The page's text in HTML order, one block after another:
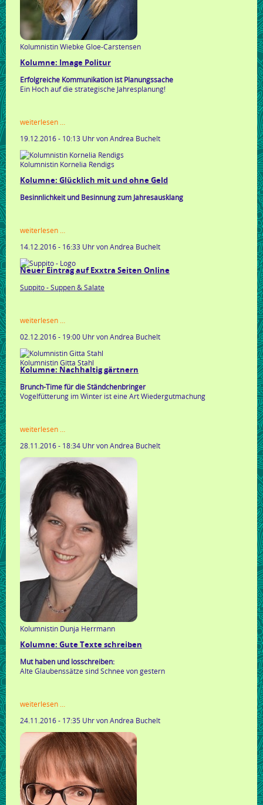
Kolumnistin Wiebke Gloe-Carstensen
Kolumne: Image Politur
Erfolgreiche Kommunikation ist Planungssache
Ein Hoch auf die strategische Jahresplanung!
weiterlesen …
politur
19.12.2016 - 10:13 Uhrvon Andrea Buchelt
Kolumnistin Kornelia Rendigs
Kolumne: Glücklich mit und ohne Geld
Besinnlichkeit und Besinnung zum Jahresausklang
weiterlesen …
mit
ohne
geld
14.12.2016 - 16:33 Uhrvon Andrea Buchelt
Neuer Eintrag auf Exxtra Seiten Online
Suppito - Suppen & Salate
weiterlesen …
auf
seiten
online
02.12.2016 - 19:00 Uhrvon Andrea Buchelt
Kolumnistin Gitta Stahl
Kolumne: Nachhaltig gärtnern
Brunch-Time für die Ständchenbringer
Vogelfütterung im Winter ist eine Art Wiedergutmachung
weiterlesen …
gärtnern
28.11.2016 - 18:34 Uhrvon Andrea Buchelt
Kolumnistin Dunja Herrmann
Kolumne: Gute Texte schreiben
Mut haben und losschreiben:
Alte Glaubenssätze sind Schnee von gestern
weiterlesen …
texte
schreiben
24.11.2016 - 17:35 Uhrvon Andrea Buchelt